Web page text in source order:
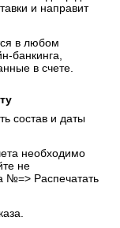
и направит
в любом
банкинга,
в счете.
состав и даты
необходимо
не
№=> Распечатать